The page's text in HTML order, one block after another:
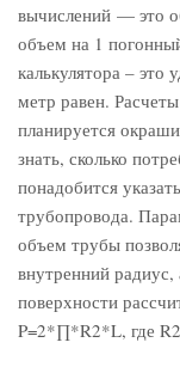
вычислений — это
объем на 1
калькулятора –
метр равен.
планируется
знать, сколько
понадобится
трубопровода.
объем трубы
внутренний
поверхности
P=2*∏*R2*L, где